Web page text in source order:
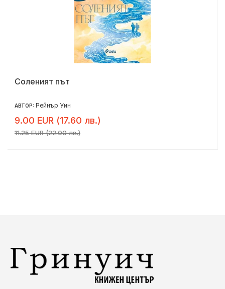
Соленият път
АВТОР: Рейнър Уин
9.00 EUR (17.60 лв.)
11.25 EUR (22.00 лв.)